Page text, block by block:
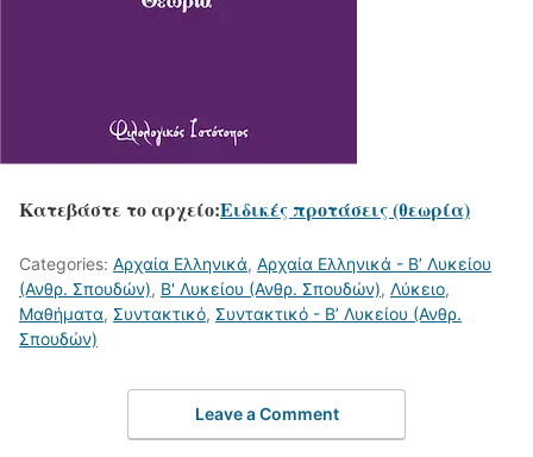
Κατεβάστε το αρχείο:Ειδικές προτάσεις (θεωρία)
Categories: Αρχαία Ελληνικά, Αρχαία Ελληνικά - Β’ Λυκείου
(Ανθρ. Σπουδών), Β' Λυκείου (Ανθρ. Σπουδών), Λύκειο,
Μαθήματα, Συντακτικό, Συντακτικό - Β’ Λυκείου (Ανθρ.
Σπουδών)
Leave a Comment